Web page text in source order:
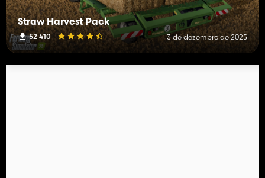
Straw Harvest Pack
52 410 3 de dezembro de 2025